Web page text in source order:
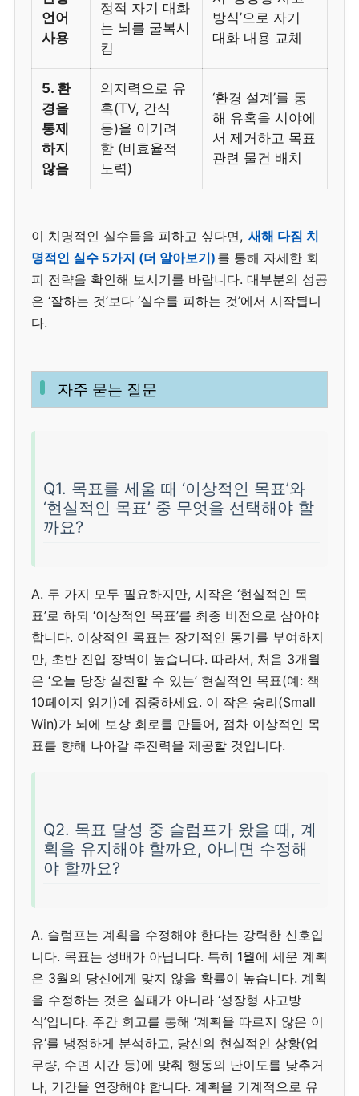
언어
사용
정적 자기 대화
는 뇌를 굴복시
킴
방식’으로 자기
대화 내용 교체
5. 환
경을
통제
하지
않음
의지력으로 유
혹(TV, 간식
등)을 이기려
함 (비효율적
노력)
‘환경 설계’를 통
해 유혹을 시야에
서 제거하고 목표
관련 물건 배치
이 치명적인 실수들을 피하고 싶다면, 새해 다짐 치
명적인 실수 5가지 (더 알아보기) 를 통해 자세한 회
피 전략을 확인해 보시기를 바랍니다. 대부분의 성공
은 ‘잘하는 것’보다 ‘실수를 피하는 것’에서 시작됩니
다.
자주 묻는 질문
Q1. 목표를 세울 때 ‘이상적인 목표’와
‘현실적인 목표’ 중 무엇을 선택해야 할
까요?
A. 두 가지 모두 필요하지만, 시작은 ‘현실적인 목
표’로 하되 ‘이상적인 목표’를 최종 비전으로 삼아야
합니다. 이상적인 목표는 장기적인 동기를 부여하지
만, 초반 진입 장벽이 높습니다. 따라서, 처음 3개월
은 ‘오늘 당장 실천할 수 있는’ 현실적인 목표(예: 책
10페이지 읽기)에 집중하세요. 이 작은 승리(Small
Win)가 뇌에 보상 회로를 만들어, 점차 이상적인 목
표를 향해 나아갈 추진력을 제공할 것입니다.
Q2. 목표 달성 중 슬럼프가 왔을 때, 계
획을 유지해야 할까요, 아니면 수정해
야 할까요?
A. 슬럼프는 계획을 수정해야 한다는 강력한 신호입
니다. 목표는 성배가 아닙니다. 특히 1월에 세운 계획
은 3월의 당신에게 맞지 않을 확률이 높습니다. 계획
을 수정하는 것은 실패가 아니라 ‘성장형 사고방
식’입니다. 주간 회고를 통해 ‘계획을 따르지 않은 이
유’를 냉정하게 분석하고, 당신의 현실적인 상황(업
무량, 수면 시간 등)에 맞춰 행동의 난이도를 낮추거
나, 기간을 연장해야 합니다. 계획을 기계적으로 유